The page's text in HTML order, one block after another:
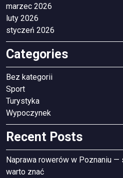
marzec 2026
luty 2026
styczeń 2026
Categories
Bez kategorii
Sport
Turystyka
Wypoczynek
Recent Posts
Naprawa rowerów w Poznaniu
warto znać